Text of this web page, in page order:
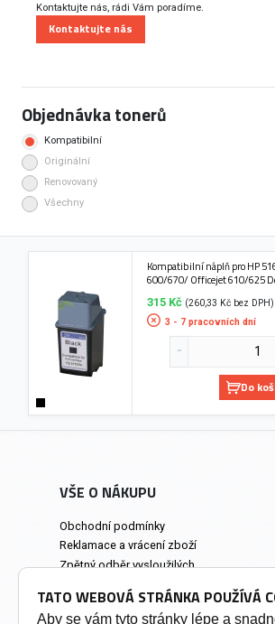
Kontaktujte nás, rádi Vám poradíme.
Kontaktujte nás
Objednávka tonerů
Kompatibilní
Originální
Renovovaný
Všechny
Kompatibilní náplň pro HP
600/670/ Officejet 610/625
315 Kč (260,33 Kč bez DPH)
3 - 7 pracovních dní
Do
VŠE O NÁKUPU
Obchodní podmínky
Reklamace a vrácení zboží
Zpětný odběr vysloužilých
Prodejna a osobní odběr
TATO WEBOVÁ STRÁNKA POUŽÍVÁ
Aby se vám tyto stránky lépe a